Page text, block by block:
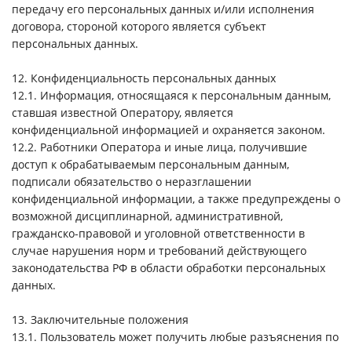
передачу его персональных данных и/или исполнения
договора, стороной которого является субъект
персональных данных.
12. Конфиденциальность персональных данных
12.1. Информация, относящаяся к персональным данным,
ставшая известной Оператору, является
конфиденциальной информацией и охраняется законом.
12.2. Работники Оператора и иные лица, получившие
доступ к обрабатываемым персональным данным,
подписали обязательство о неразглашении
конфиденциальной информации, а также предупреждены о
возможной дисциплинарной, административной,
гражданско-правовой и уголовной ответственности в
случае нарушения норм и требований действующего
законодательства РФ в области обработки персональных
данных.
13. Заключительные положения
13.1. Пользователь может получить любые разъяснения по